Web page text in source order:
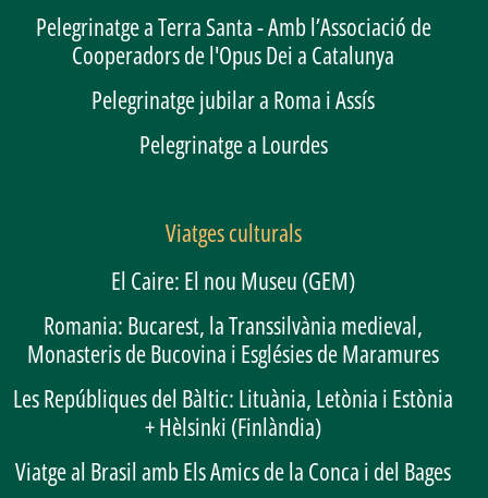
Pelegrinatge a Terra Santa - Amb l’Associació de
Cooperadors de l'Opus Dei a Catalunya
Pelegrinatge jubilar a Roma i Assís
Pelegrinatge a Lourdes
Viatges culturals
El Caire: El nou Museu (GEM)
Romania: Bucarest, la Transsilvània medieval,
Monasteris de Bucovina i Esglésies de Maramures
Les Repúbliques del Bàltic: Lituània, Letònia i Estònia
+ Hèlsinki (Finlàndia)
Viatge al Brasil amb Els Amics de la Conca i del Bages